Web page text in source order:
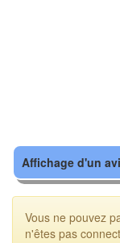
Affichage d'un
Vous ne pouvez
n'êtes pas